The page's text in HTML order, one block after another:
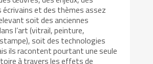
et des thèmes assez
soit des anciennes
l’art (vitrail, peinture,
soit des technologies
ils racontent pourtant une seule
à travers les effets de